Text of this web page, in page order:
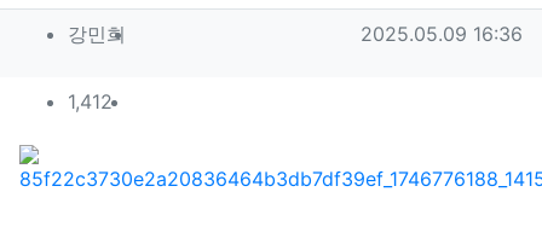
작성자 정보
강민희 작성일
2025.05.09 16:36
컨텐츠 정보
1,412조회
본문